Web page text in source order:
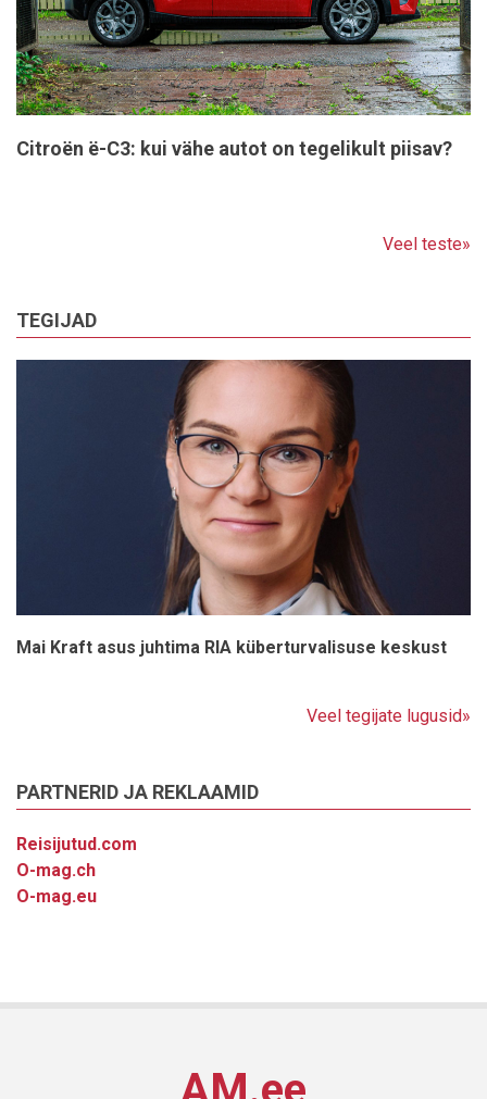
Citroën ë-C3: kui vähe autot on tegelikult piisav?
Veel teste»
TEGIJAD
Mai Kraft asus juhtima RIA küberturvalisuse keskust
Veel tegijate lugusid»
PARTNERID JA REKLAAMID
Reisijutud.com
O-mag.ch
O-mag.eu